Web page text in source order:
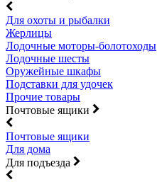
Для охоты и рыбалки
Жерлицы
Лодочные моторы-болотоходы
Лодочные шесты
Оружейные шкафы
Подставки для удочек
Прочие товары
Почтовые ящики
Почтовые ящики
Для дома
Для подъезда